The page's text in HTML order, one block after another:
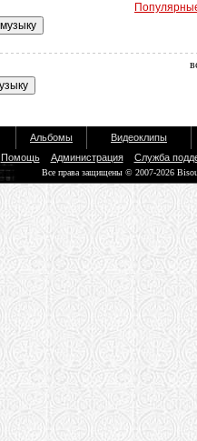
Альбомы
Видеоклипы
Помощь Администрация Служба
Все права защищены © 2007-2026